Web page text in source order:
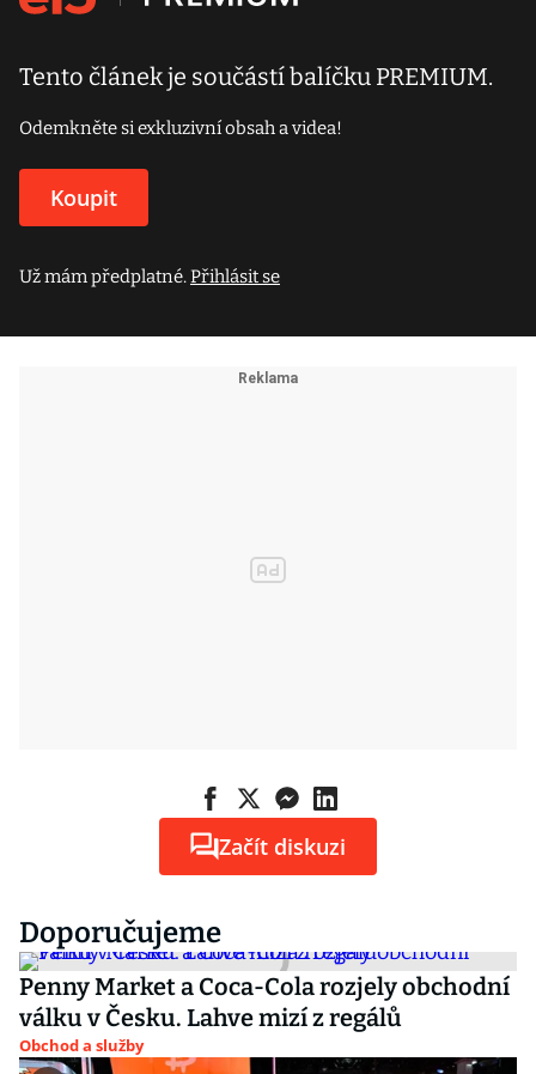
Tento článek je součástí balíčku PREMIUM.
Odemkněte si exkluzivní obsah a videa!
Koupit
Už mám předplatné.Přihlásit se
Začít diskuzi
Doporučujeme
Penny Market a Coca-Cola rozjely obchodní
válku v Česku. Lahve mizí z regálů
Obchod a služby